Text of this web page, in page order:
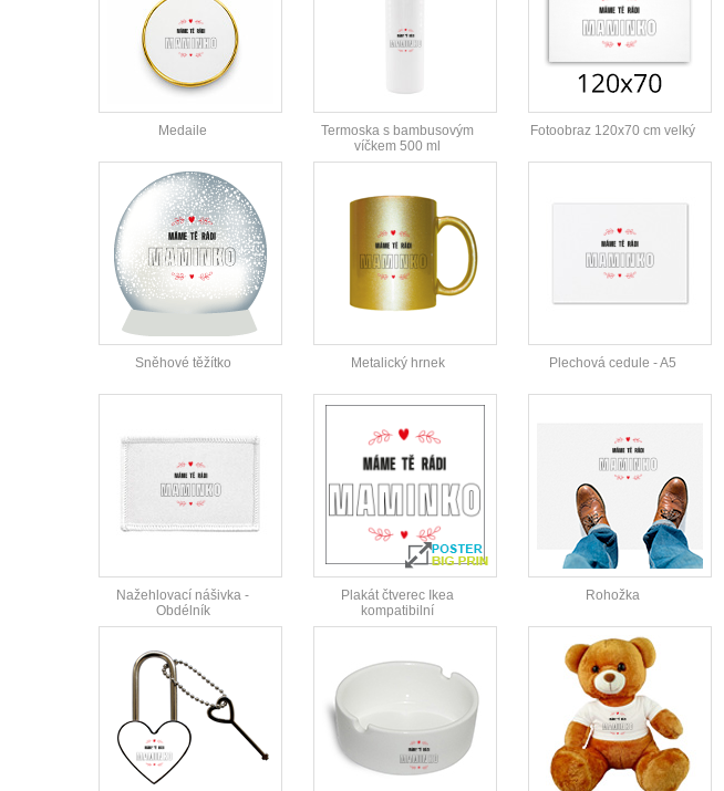
Medaile
Termoska s bambusovým
víčkem 500 ml
Fotoobraz 120x70 cm velký
Sněhové těžítko Metalický hrnek Plechová cedule - A5
Nažehlovací nášivka -
Obdélník
Plakát čtverec Ikea
kompatibilní
Rohožka